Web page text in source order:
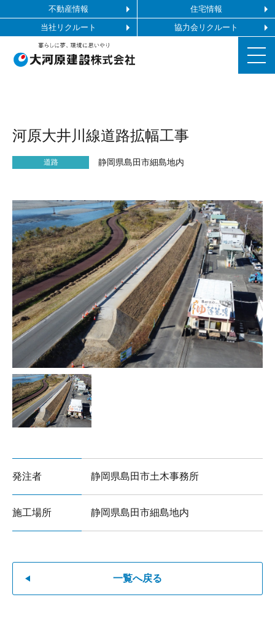
不動産情報
住宅情報
当社リクルート
協力会リクルート
協力会社の皆様へ
お問い合わせ
サイトマップ
施工ギャラリー
事業内容
河原大井川線道路拡幅工事
道路 静岡県島田市細島地内
発注者 静岡県島田市土木事務所
施工場所 静岡県島田市細島地内
一覧へ戻る